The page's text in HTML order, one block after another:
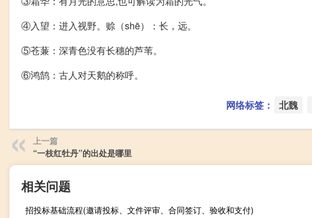
④入望：进入视野。赊（shē）：长，远。
⑤苍蒹：深青色没有长穗的芦苇。
⑥鸿鹄：古人对天鹅的称呼。
网络标签： 北魏
上一篇
“一枝红牡丹”的出处是哪里
相关问题
招投标基础流程(邀请投标、文件评审、合同签订、验收和支付)